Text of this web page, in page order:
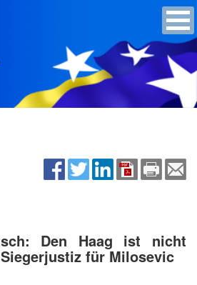
Den Haag ist nicht
für Milosevic